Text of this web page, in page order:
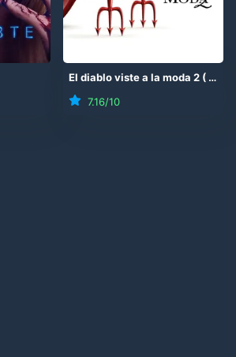
El diablo viste a la moda 2 ( 2026
7.16/10